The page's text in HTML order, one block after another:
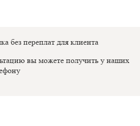
без переплат для клиента
вы можете получить у наших